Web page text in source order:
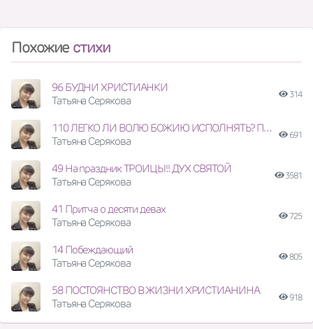
Похожие стихи
96 БУДНИ ХРИСТИАНКИ
Татьяна Серякова
314
110 ЛЕГКО ЛИ ВОЛЮ БОЖИЮ ИСПОЛНЯТЬ? ПРИМЕР МАРИИ.
Татьяна Серякова
691
49 На праздник ТРОИЦЫ!! ДУХ СВЯТОЙ
Татьяна Серякова
3581
41 Притча о десяти девах
Татьяна Серякова
725
14 Побеждающий
Татьяна Серякова
805
58 ПОСТОЯНСТВО В ЖИЗНИ ХРИСТИАНИНА
Татьяна Серякова
918